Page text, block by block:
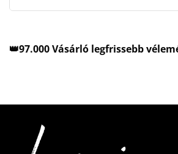
👑97.000 Vásárló legfrissebb